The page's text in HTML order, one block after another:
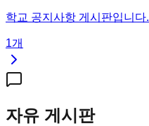
학교 공지사항 게시판입니다.
1개
자유 게시판